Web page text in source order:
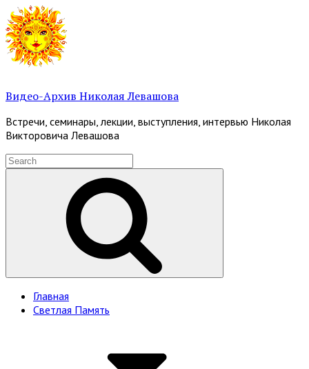
Skip
to
content
Видео-Архив Николая Левашова
Встречи, семинары, лекции, выступления, интервью Николая
Викторовича Левашова
Search
for:
Site
Navigation
Главная
Светлая Память